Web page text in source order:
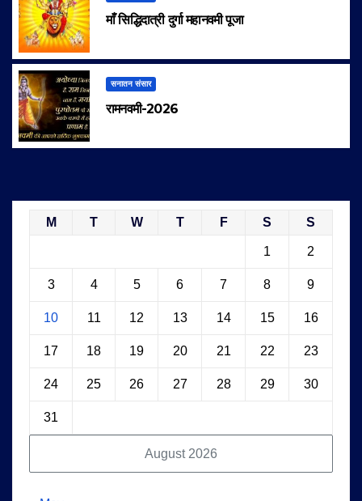
माँ सिद्धिदात्री दुर्गा महानवमी पूजा
सनातन संसार
रामनवमी-2026
August 2026
M T W T F S S
1 2
3 4 5 6 7 8 9
10 11 12 13 14 15 16
17 18 19 20 21 22 23
24 25 26 27 28 29 30
31